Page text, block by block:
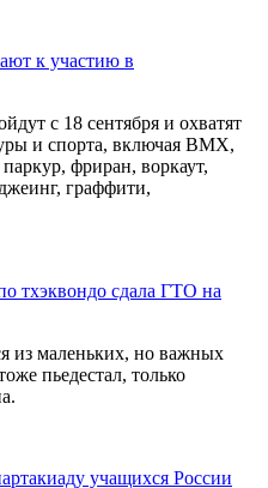
к участию в
с 18 сентября и охватят
и спорта, включая BMX,
фриран, воркаут,
граффити,
тхэквондо сдала ГТО на
из маленьких, но важных
пьедестал, только
учащихся России